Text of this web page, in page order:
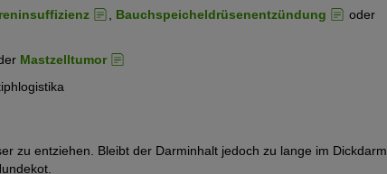
Bauchspeicheldrüsenentzündung
oder
Mastzelltumor
zu entziehen. Bleibt der Darminhalt jedoch zu lange im Dickdarm,